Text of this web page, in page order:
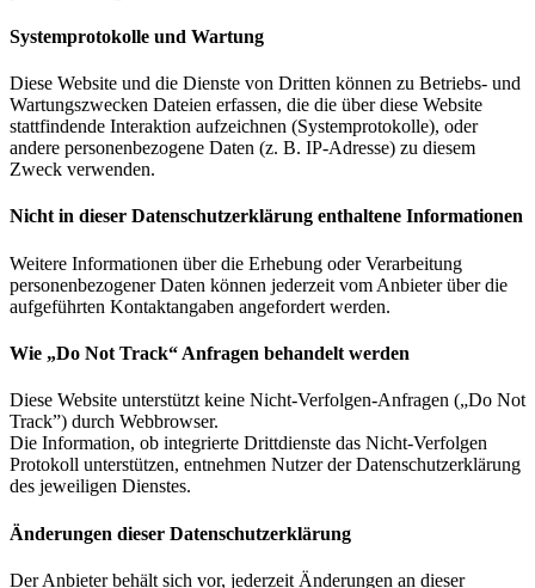
Systemprotokolle und Wartung
Diese Website und die Dienste von Dritten können zu Betriebs- und
Wartungszwecken Dateien erfassen, die die über diese Website
stattfindende Interaktion aufzeichnen (Systemprotokolle), oder
andere personenbezogene Daten (z. B. IP-Adresse) zu diesem
Zweck verwenden.
Nicht in dieser Datenschutzerklärung enthaltene Informationen
Weitere Informationen über die Erhebung oder Verarbeitung
personenbezogener Daten können jederzeit vom Anbieter über die
aufgeführten Kontaktangaben angefordert werden.
Wie „Do Not Track“ Anfragen behandelt werden
Diese Website unterstützt keine Nicht-Verfolgen-Anfragen („Do Not
Track”) durch Webbrowser.
Die Information, ob integrierte Drittdienste das Nicht-Verfolgen
Protokoll unterstützen, entnehmen Nutzer der Datenschutzerklärung
des jeweiligen Dienstes.
Änderungen dieser Datenschutzerklärung
Der Anbieter behält sich vor, jederzeit Änderungen an dieser